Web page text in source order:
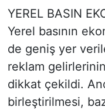
YEREL BASIN
Yerel basının
de geniş yer
reklam
dikkat çekildi.
birleştirilmesi,